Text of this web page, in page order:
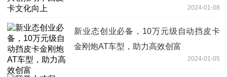
2024-01-08
新业态创业必备，10万元级自动挡皮卡
金刚炮AT车型，助力高效创富
2024-01-05